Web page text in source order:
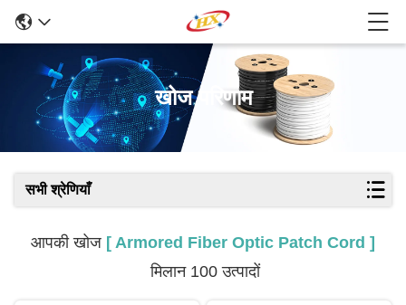
खोज परिणाम
सभी श्रेणियाँ
आपकी खोज [ Armored Fiber Optic Patch Cord ]
मिलान 100 उत्पादों